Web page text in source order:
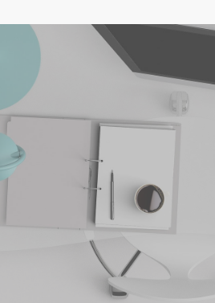
Начните с заявки
сайта. Всё